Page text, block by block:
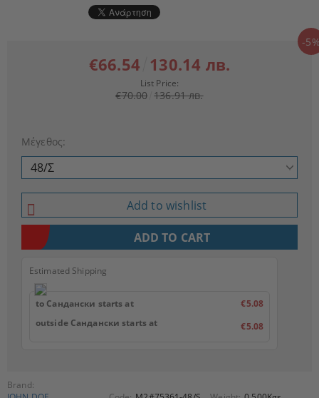
Brand:
-
€66.54 130.14 лв.
List Price:
€70.00 136.91 лв.
Μέγεθος:
Add to wishlist
Estimated Shipping
to Сандански starts at
€5.08
outside Сандански starts at
€5.08